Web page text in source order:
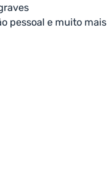
pessoal e muito mais